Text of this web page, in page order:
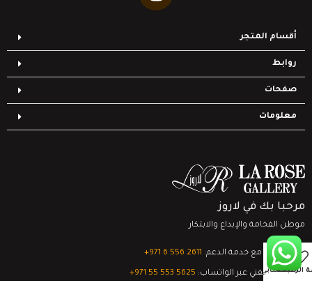
أقسام المتجر
روابط
صفحات
معلومات
مرحبا بك في لاروز
موطن الفخامة والإبداع والابتكار
تواصل مع خدمة الدعم: ‎+971 6 556 2611
الدعم الفني عبر الواتساب: ‎+971 55 553 5625 الرغبات
السلةحسابي